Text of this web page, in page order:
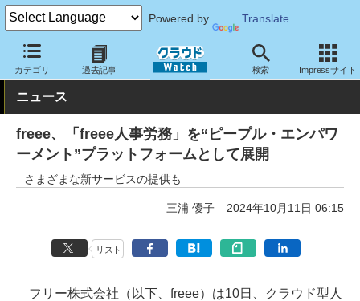
Powered by Translate
カテゴリ 過去記事 検索 Impressサイト
クラウド Watch トピック 事業戦略
ニュース
freee、「freee人事労務」を“ピープル・エンパワ
ーメント”プラットフォームとして展開
さまざまな新サービスの提供も
三浦 優子 2024年10月11日 06:15
リスト
フリー株式会社（以下、freee）は10日、クラウド型人